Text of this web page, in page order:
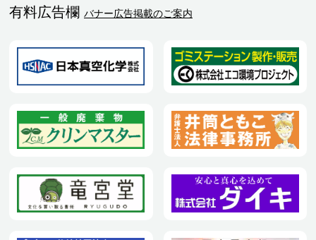
有料広告欄 バナー広告掲載のご案内